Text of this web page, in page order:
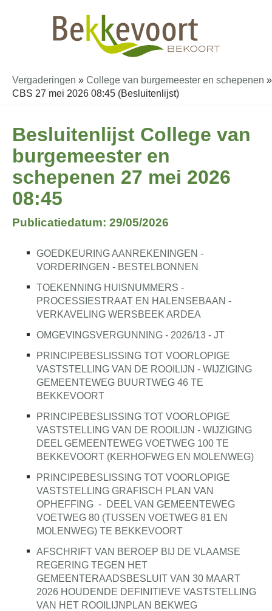
Vergaderingen » College van burgemeester en schepenen »
CBS 27 mei 2026 08:45 (Besluitenlijst)
Besluitenlijst College van
burgemeester en
schepenen 27 mei 2026
08:45
Publicatiedatum: 29/05/2026
GOEDKEURING AANREKENINGEN -
VORDERINGEN - BESTELBONNEN
TOEKENNING HUISNUMMERS -
PROCESSIESTRAAT EN HALENSEBAAN -
VERKAVELING WERSBEEK ARDEA
OMGEVINGSVERGUNNING - 2026/13 - JT
PRINCIPEBESLISSING TOT VOORLOPIGE
VASTSTELLING VAN DE ROOILIJN - WIJZIGING
GEMEENTEWEG BUURTWEG 46 TE
BEKKEVOORT
PRINCIPEBESLISSING TOT VOORLOPIGE
VASTSTELLING VAN DE ROOILIJN - WIJZIGING
DEEL GEMEENTEWEG VOETWEG 100 TE
BEKKEVOORT (KERHOFWEG EN MOLENWEG)
PRINCIPEBESLISSING TOT VOORLOPIGE
VASTSTELLING GRAFISCH PLAN VAN
OPHEFFING - DEEL VAN GEMEENTEWEG
VOETWEG 80 (TUSSEN VOETWEG 81 EN
MOLENWEG) TE BEKKEVOORT
AFSCHRIFT VAN BEROEP BIJ DE VLAAMSE
REGERING TEGEN HET
GEMEENTERAADSBESLUIT VAN 30 MAART
2026 HOUDENDE DEFINITIEVE VASTSTELLING
VAN HET ROOILIJNPLAN BEKWEG